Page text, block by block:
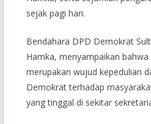
sejak pagi hari.
Bendahara DPD Demokrat
Hamka, menyampaikan
merupakan wujud kepedulian
Demokrat terhadap
yang tinggal di sekitar